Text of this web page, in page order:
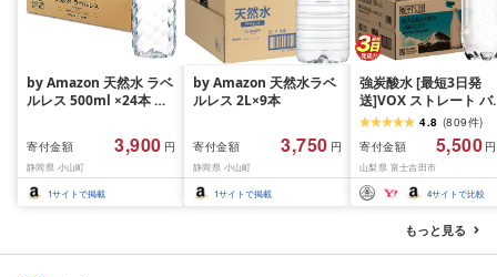
by Amazon 天然水 ラベ
ルレス 500ml ×24本 富
ム含有 水 ミネラルウォ
ーター ペットボトル 静
岡県産 500ミリリットル
(Smart Basic)
寄付金額 3,900 円
静岡県 小山町
1サイトで掲載
by Amazon 天然水ラベ
ルレス 2L×9本
寄付金額 3,750 円
静岡県 小山町
1サイトで掲載
強炭酸水 [最短3日発
送]VOX ストレート バ
ジウム 強炭酸水 35本
500ml ラベルレス[富
吉田市限定カートン]
酸
4.8 (809件)
寄付金額
5,500
山梨県 富士吉田市
4サイトで比較
もっと見る